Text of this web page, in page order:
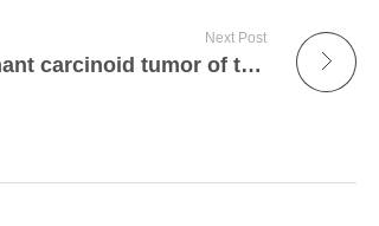
Next Post
C7A.096 Malignant carcinoid tumor of the hindgut, unspecified